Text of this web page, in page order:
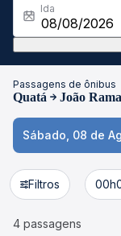
Ida
Passagens de ônibus
Quatá João
Sábado, 08 de
Filtros
4 passagens